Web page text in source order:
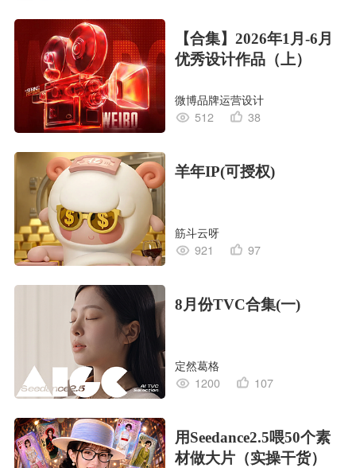
【合集】2026年1月-6月
优秀设计作品（上）
微博品牌运营设计
512
38
羊年IP(可授权)
筋斗云呀
921
97
8月份TVC合集(一)
定然葛格
1200
107
用Seedance2.5喂50个素
材做大片（实操干货）